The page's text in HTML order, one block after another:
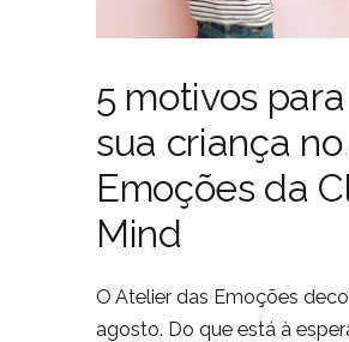
5 motivos
sua criança
Emoções da
Mind
O Atelier das Emoções
agosto. Do que está à